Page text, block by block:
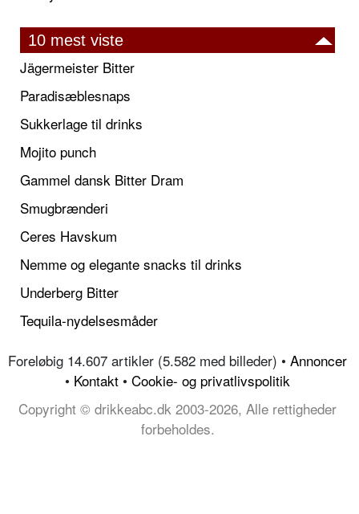
10 mest viste
Jägermeister Bitter
Paradisæblesnaps
Sukkerlage til drinks
Mojito punch
Gammel dansk Bitter Dram
Smugbrænderi
Ceres Havskum
Nemme og elegante snacks til drinks
Underberg Bitter
Tequila-nydelsesmåder
Foreløbig 14.607 artikler (5.582 med billeder) • Annoncer
• Kontakt • Cookie- og privatlivspolitik
Copyright © drikkeabc.dk 2003-2026, Alle rettigheder
forbeholdes.